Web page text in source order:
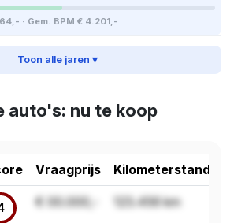
· Gem. BPM € 4.201,-
Toon alle jaren ▾
auto's: nu te koop
Vraagprijs Kilometerstand
€ 00.000,- 123.456 km